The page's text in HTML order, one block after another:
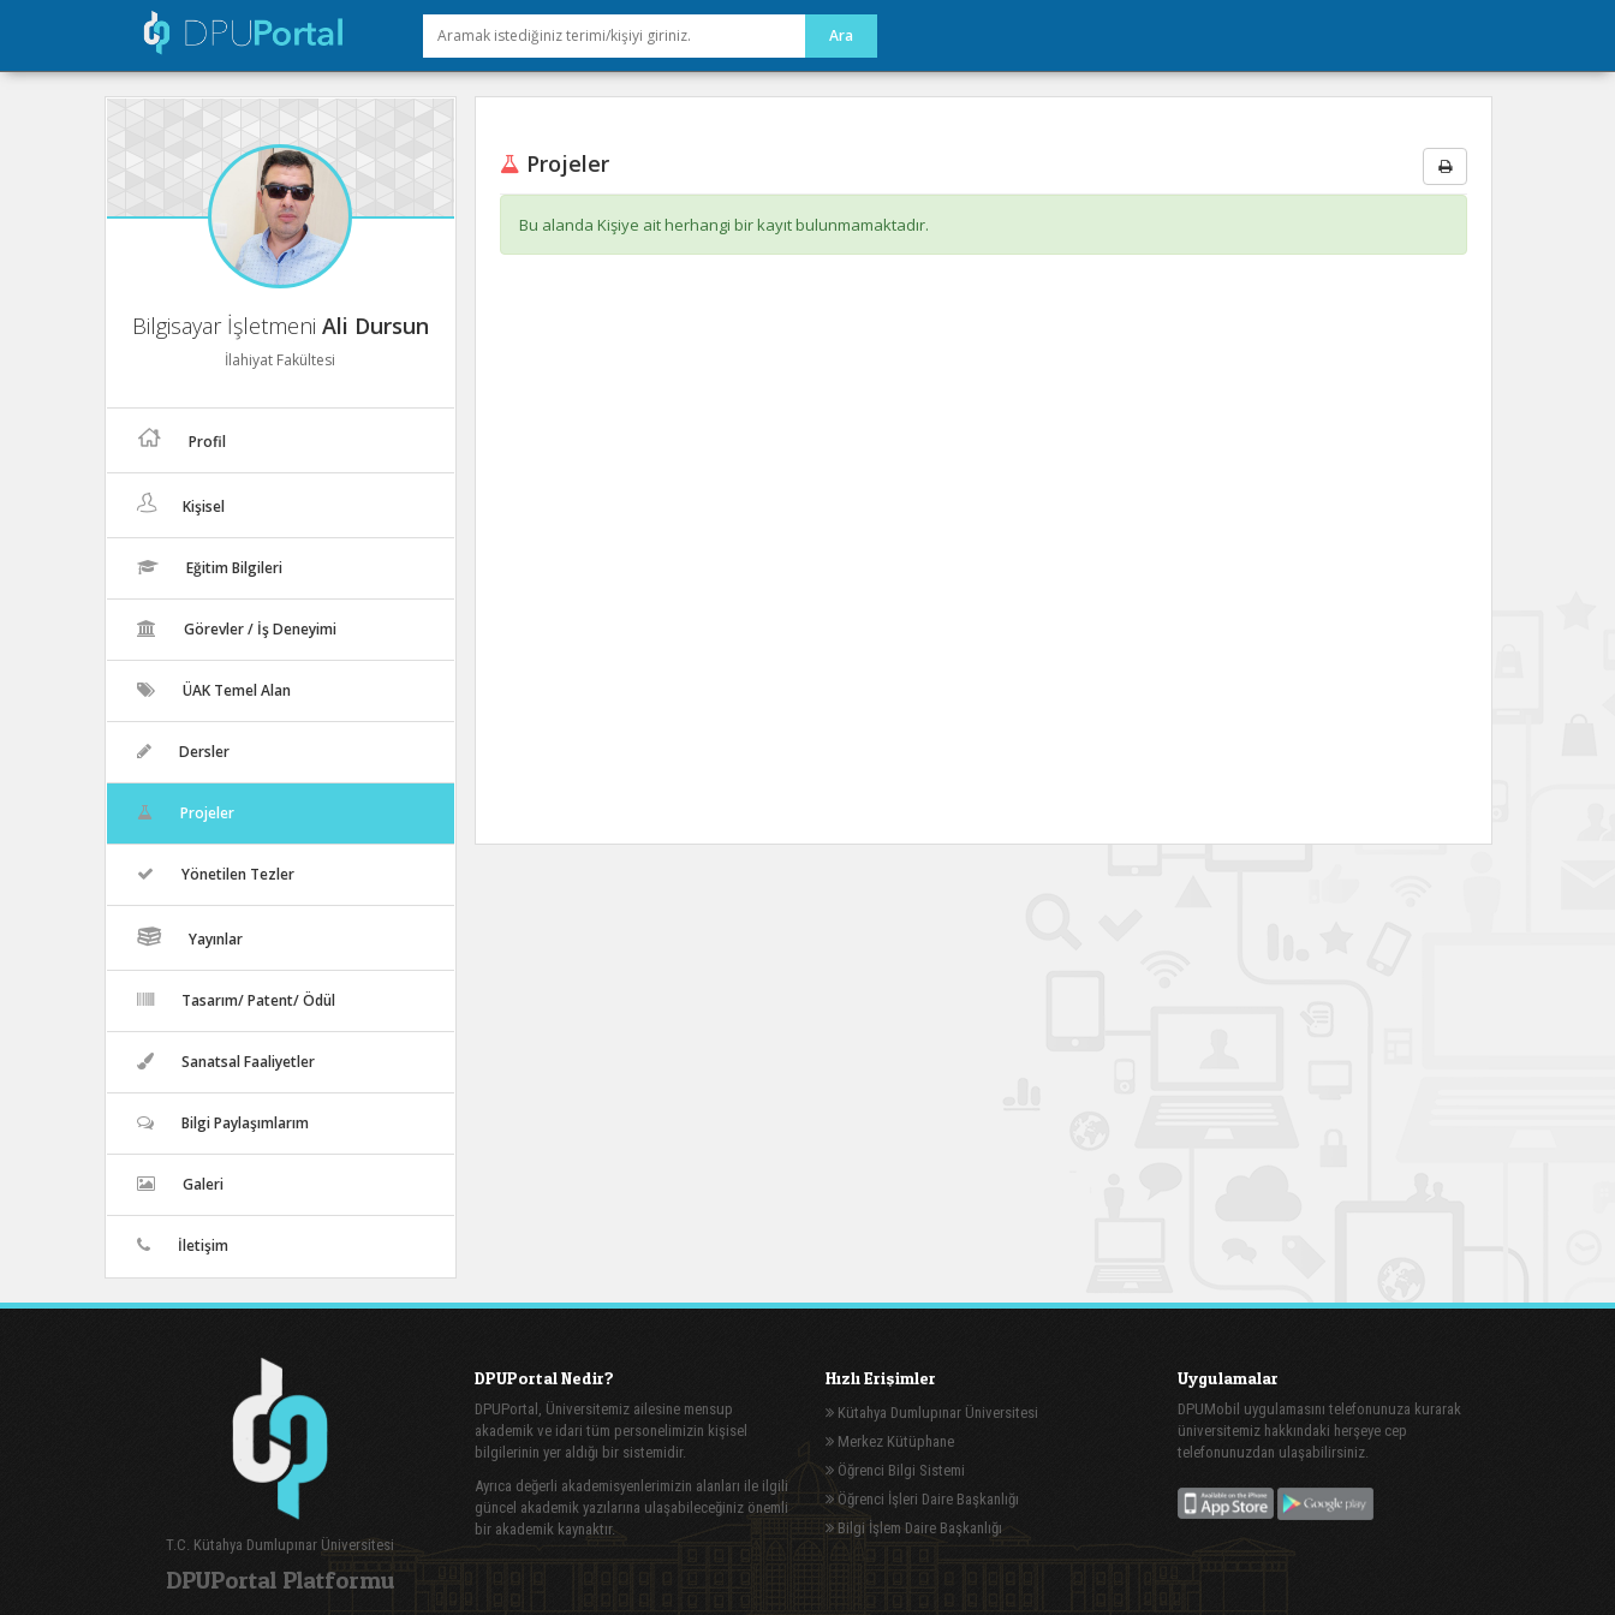
Bilgisayar İşletmeni Ali Dursun
İlahiyat Fakültesi
Profil
Kişisel
Eğitim Bilgileri
Görevler / İş Deneyimi
ÜAK Temel Alan
Dersler
Projeler
Yönetilen Tezler
Yayınlar
Tasarım/ Patent/ Ödül
Sanatsal Faaliyetler
Bilgi Paylaşımlarım
Galeri
İletişim
Projeler
Bu alanda Kişiye ait herhangi bir kayıt bulunmamaktadır.
T.C. Kütahya Dumlupınar Üniversitesi
DPUPortal Platformu
DPUPortal Nedir?
DPUPortal, Üniversitemiz ailesine mensup
akademik ve idari tüm personelimizin kişisel
bilgilerinin yer aldığı bir sistemidir.
Ayrıca değerli akademisyenlerimizin alanları ile ilgili
güncel akademik yazılarına ulaşabileceğiniz önemli
bir akademik kaynaktır.
Hızlı Erişimler
Kütahya Dumlupınar Üniversitesi
Merkez Kütüphane
Öğrenci Bilgi Sistemi
Öğrenci İşleri Daire Başkanlığı
Bilgi İşlem Daire Başkanlığı
Uygulamalar
DPUMobil uygulamasını telefonunuza kurarak
üniversitemiz hakkındaki herşeye cep
telefonunuzdan ulaşabilirsiniz.